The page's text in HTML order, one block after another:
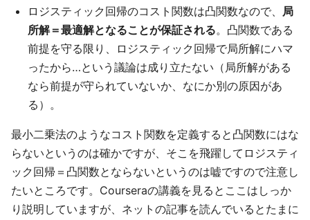
ロジスティック回帰のコスト関数は凸関数なので、 局
所解＝最適解となることが保証される。凸関数である
前提を守る限り、ロジスティック回帰で局所解にハマ
ったから…という議論は成り立たない（局所解がある
なら前提が守られていないか、なにか別の原因があ
る）。
最小二乗法のようなコスト関数を定義すると凸関数にはな
らないというのは確かですが、そこを飛躍してロジスティ
ック回帰＝凸関数とならないというのは嘘ですので注意し
たいところです。Courseraの講義を見るとここはしっか
り説明していますが、ネットの記事を読んでいるとたまに